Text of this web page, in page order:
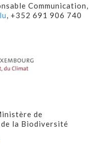
Communication,
, +352 691 906 740
de
de la Biodiversité